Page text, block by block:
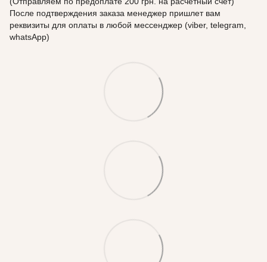
После подтверждения заказа менеджер пришлет вам
реквизиты для оплаты в любой мессенджер (viber, telegram,
whatsApp)